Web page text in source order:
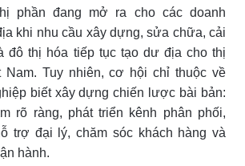
phần đang mở ra cho các doanh
khi nhu cầu xây dựng, sửa chữa, cải
đô thị hóa tiếp tục tạo dư địa cho thị
Tuy nhiên, cơ hội chỉ thuộc về
biết xây dựng chiến lược bài bản:
rõ ràng, phát triển kênh phân phối,
trợ đại lý, chăm sóc khách hàng và
hành.